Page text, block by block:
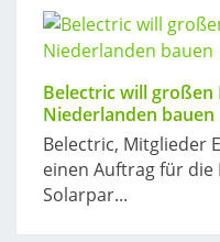
Belectric will
Niederlanden bauen
Belectric, Mitglieder
einen Auftrag für
Solarpar...